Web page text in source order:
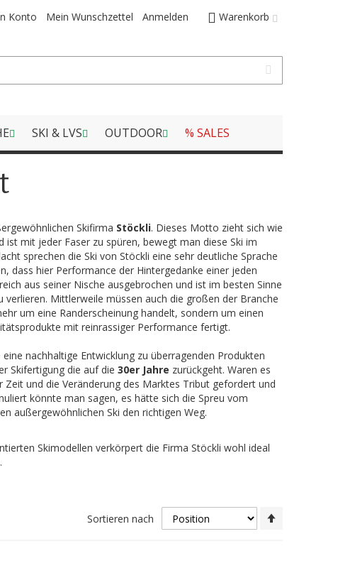
Warenkorb
Konto Mein Wunschzettel Anmelden
SKI & LVS OUTDOOR % SALES
Skifirma Stöckli. Dieses Motto zieht sich wie
mit jeder Faser zu spüren, bewegt man diese Ski im
sprechen die Ski von Stöckli eine sehr deutliche Sprache
dass hier Performance der Hintergedanke einer jeden
aus seiner Nische ausgebrochen und ist im besten Sinne
verlieren. Mittlerweile müssen auch die großen der Branche
um eine Randerscheinung handelt, sondern um einen
mit reinrassiger Performance fertigt.
nachhaltige Entwicklung zu überragenden Produkten
Skifertigung die auf die 30er Jahre zurückgeht. Waren es
und die Veränderung des Marktes Tribut gefordert und
könnte man sagen, es hätte sich die Spreu vom
außergewöhnlichen Ski den richtigen Weg.
Skimodellen verkörpert die Firma Stöckli wohl ideal
Sortieren nach